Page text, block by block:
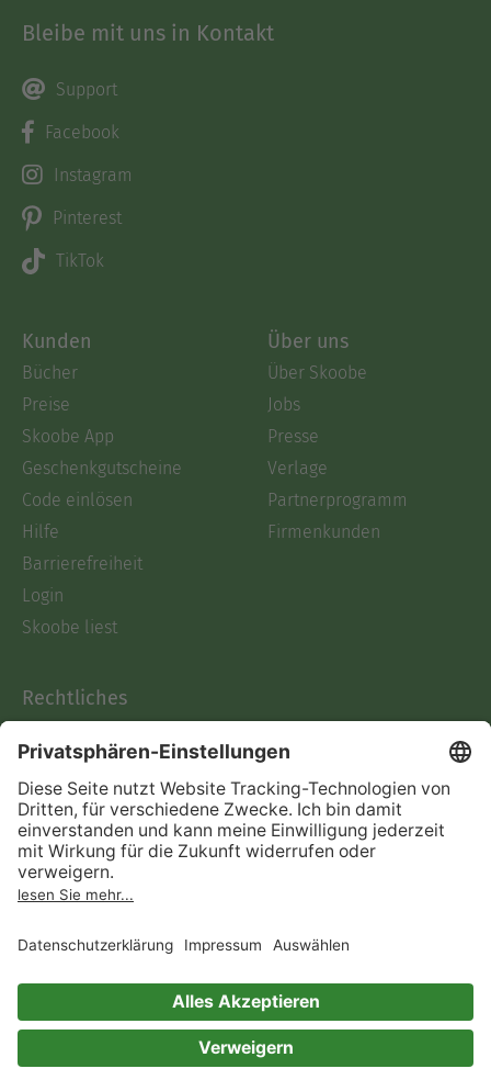
Bleibe mit uns in Kontakt
Support
Facebook
Instagram
Pinterest
TikTok
Kunden
Bücher
Preise
Skoobe App
Geschenkgutscheine
Code einlösen
Hilfe
Barrierefreiheit
Login
Skoobe liest
Über uns
Über Skoobe
Jobs
Presse
Verlage
Partnerprogramm
Firmenkunden
Rechtliches
AGB
Informationen nach Data
Act
Verträge hier kündigen
Impressum
Immer ein gutes Buch